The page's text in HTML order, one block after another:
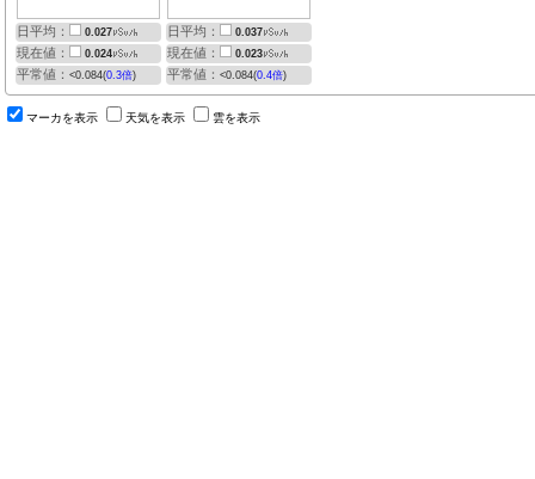
日平均： 0.027
現在値： 0.024
平常値：<0.084(0.3倍)
日平均： 0.037
現在値： 0.023
平常値：<0.084(0.4倍)
マーカを表示 天気を表示 雲を表示